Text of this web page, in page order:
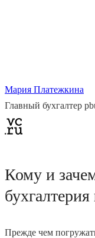
Мария Платежкина
Главный бухгалтер
Кому и
Прежде чем